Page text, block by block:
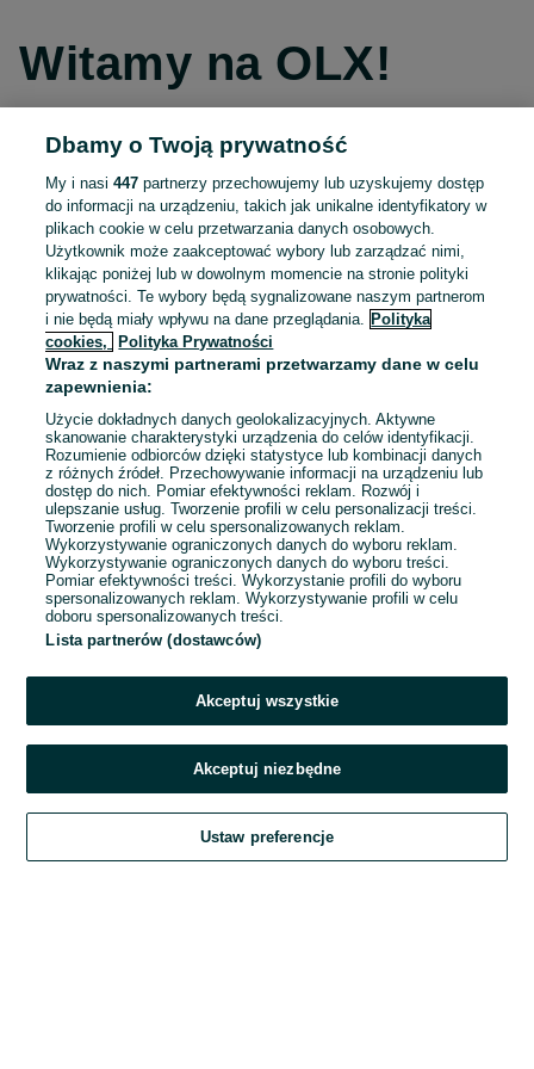
Witamy na OLX!
Kontynuuj przez Facebooka
Kontynuuj przez konto Apple
Kontynuuj przez konto Google
LUB
E-mail
Hasło
Zaloguj się
Kontynuując za pośrednictwem jednego z dostawców wskazanych powyżej,
OLX.pl w jego aktualnym brzmieniu.
Dbamy o Twoją prywatność
My i nasi447 partnerzy przechowujemy lub uzyskujemy dostęp
do informacji na urządzeniu, takich jak unikalne identyfikatory w
plikach cookie w celu przetwarzania danych osobowych.
Użytkownik może zaakceptować wybory lub zarządzać nimi,
klikając poniżej lub w dowolnym momencie na stronie polityki
prywatności. Te wybory będą sygnalizowane naszym partnerom
i nie będą miały wpływu na dane przeglądania.
Polityka
cookies,
Polityka Prywatności
Wraz z naszymi partnerami przetwarzamy dane w celu
zapewnienia:
Użycie dokładnych danych geolokalizacyjnych. Aktywne
skanowanie charakterystyki urządzenia do celów identyfikacji.
Rozumienie odbiorców dzięki statystyce lub kombinacji danych
z różnych źródeł. Przechowywanie informacji na urządzeniu lub
dostęp do nich. Pomiar efektywności reklam. Rozwój i
ulepszanie usług. Tworzenie profili w celu personalizacji treści.
Tworzenie profili w celu spersonalizowanych reklam.
Wykorzystywanie ograniczonych danych do wyboru reklam.
Wykorzystywanie ograniczonych danych do wyboru treści.
Pomiar efektywności treści. Wykorzystanie profili do wyboru
spersonalizowanych reklam. Wykorzystywanie profili w celu
doboru spersonalizowanych treści.
Lista partnerów (dostawców)
Akceptuj wszystkie
Akceptuj niezbędne
Ustaw preferencje